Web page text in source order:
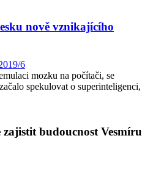
nově vznikajícího
6
mozku na počítači, se
spekulovat o superinteligenci,
budoucnost Vesmíru